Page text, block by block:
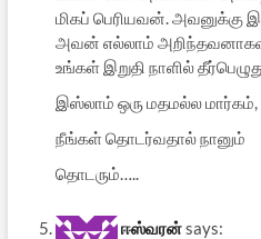
மிகப் பெரியவன்.
அவன் எல்லாம்
உங்கள் இறுதி நாளில்
இஸ்லாம் ஒரு மதமல்ல மார்கம்,
நீங்கள் தொடர்வதால் நானும்
தொடரும்…..
ஈஸ்வரன்says: